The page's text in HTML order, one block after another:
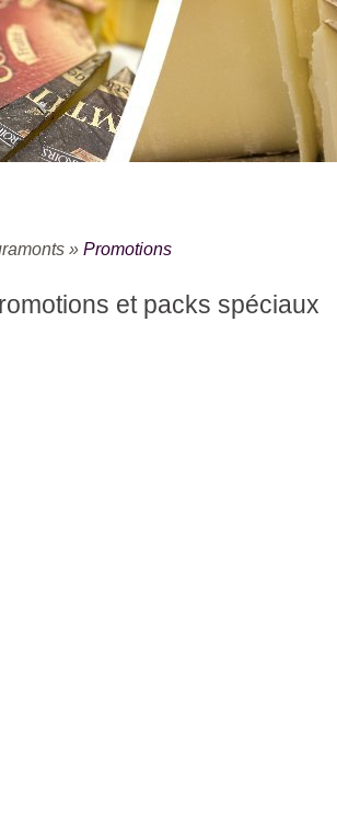
» Promotions
et packs spéciaux